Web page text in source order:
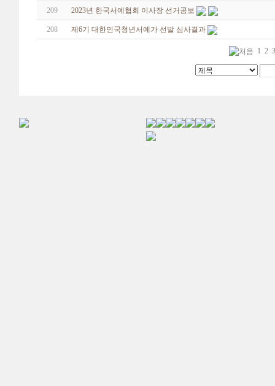
209 2023년 한국서예협회 이사장 선거공보
208 제6기 대한민국청년서예가 선발 심사결과
1 2 3